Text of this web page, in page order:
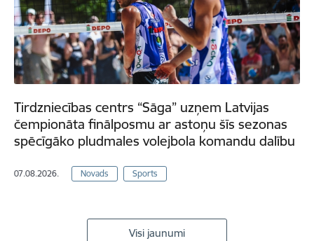
Tirdzniecības centrs “Sāga” uzņem Latvijas
čempionāta finālposmu ar astoņu šīs sezonas
spēcīgāko pludmales volejbola komandu dalību
07.08.2026. Novads Sports
Visi jaunumi